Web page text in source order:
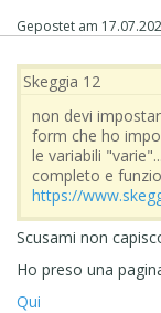
Gepostet am
Skeggia 12
non devi
form che ho
le variabili
completo e
https://
Scusami non
Ho preso una
Qui